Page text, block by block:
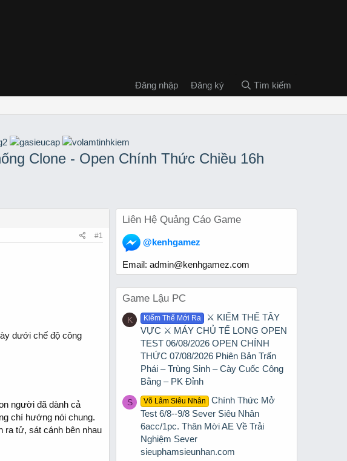
Đăng nhập Đăng ký Tìm kiếm
Clone - Open Chính Thức Chiều 16h
#1
dưới chế độ công
người đã dành cả
chí hướng nói chung.
ra tử, sát cánh bên nhau
Liên Hệ Quảng Cáo Game
@kenhgamez
Email: admin@kenhgamez.com
Game Lậu PC
K Kiếm Thế Mới Ra
⚔️ KIẾM THẾ TÂY
VỰC ⚔️ MÁY CHỦ TẾ LONG OPEN
TEST 06/08/2026 OPEN CHÍNH
THỨC 07/08/2026 Phiên Bản Trấn
Phái – Trùng Sinh – Cày Cuốc Công
Bằng – PK Đỉnh
S Võ Lâm Siêu Nhân
Chính Thức Mở
Test 6/8--9/8 Sever Siêu Nhân
6acc/1pc. Thân Mời AE Về Trải
Nghiệm Sever
sieuphamsieunhan.com